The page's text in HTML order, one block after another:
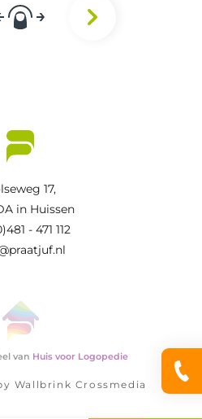
17,
in Huissen
- 471 112
van Huis voor Logopedie
Wallbrink Crossmedia